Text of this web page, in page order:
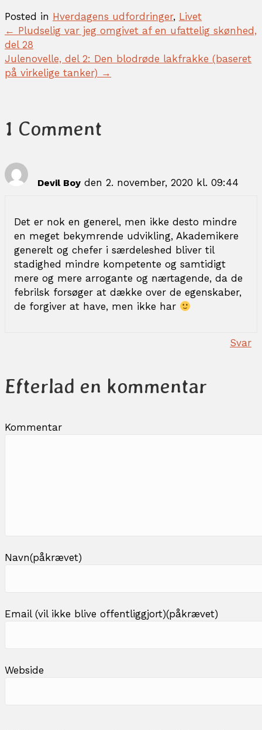
Posted in Hverdagens udfordringer, Livet
P
o
s
t
a
v
a
t
← Pludselig var jeg omgivet af en ufattelig skønhed,
del 28
Julenovelle, del 2: Den blodrøde lakfrakke (baseret
på virkelige tanker) →
1 Comment
Devil Boy den 2. november, 2020 kl. 09:44
Det er nok en generel, men ikke desto mindre
en meget bekymrende udvikling, Akademikere
generelt og chefer i særdeleshed bliver til
stadighed mindre kompetente og samtidigt
mere og mere arrogante og nærtagende, da de
febrilsk forsøger at dække over de egenskaber,
de forgiver at have, men ikke har
Svar
Efterlad en kommentar
Kommentar
Navn(påkrævet)
Email (vil ikke blive offentliggjort)(påkrævet)
Webside